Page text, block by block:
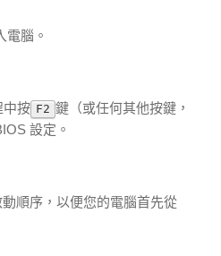
電腦。
中按 F2 鍵（或任何其他按鍵，
設定。
動順序，以便您的電腦首先從